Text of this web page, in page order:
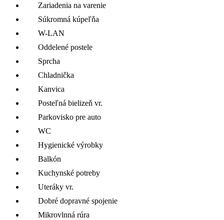
Zariadenia na varenie
Súkromná kúpeľňa
W-LAN
Oddelené postele
Sprcha
Chladnička
Kanvica
Posteľná bielizeň vr.
Parkovisko pre auto
WC
Hygienické výrobky
Balkón
Kuchynské potreby
Uteráky vr.
Dobré dopravné spojenie
Mikrovlnná rúra